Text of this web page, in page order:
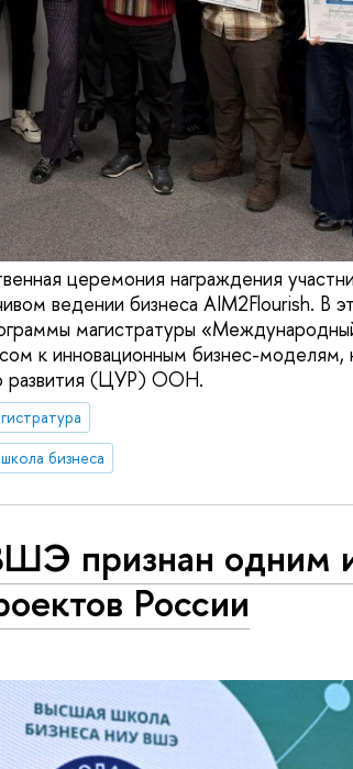
церемония награждения
ведении бизнеса AIM2Flourish. В
магистратуры
к инновационным бизнес-моделям,
развития (ЦУР) ООН.
бизнеса
признан одним
России